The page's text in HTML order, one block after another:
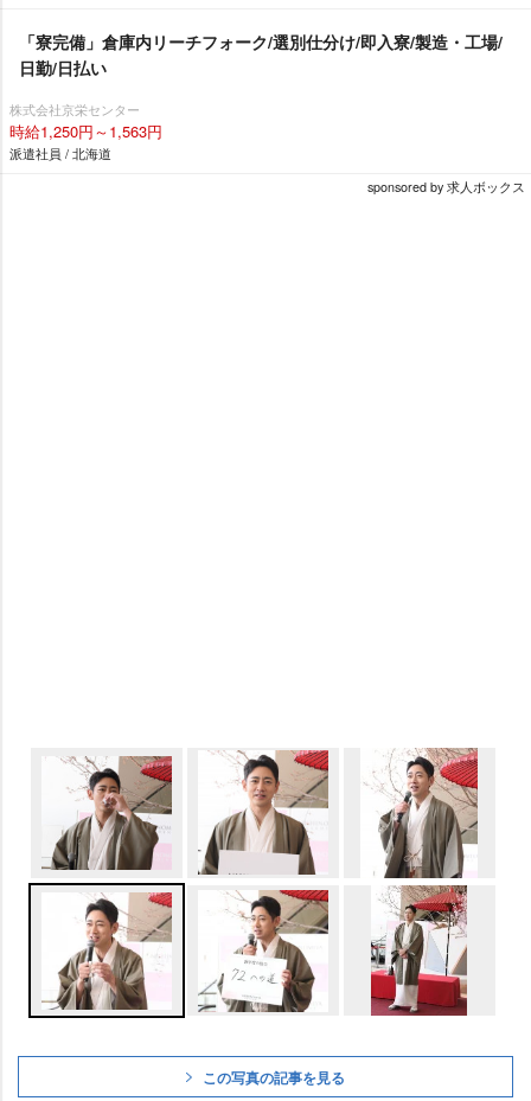
「寮完備」倉庫内リーチフォーク/選別仕分け/即入寮/製造・工場/
日勤/日払い
株式会社京栄センター
時給1,250円～1,563円
派遣社員 / 北海道
sponsored by 求人ボックス
この写真の記事を見る